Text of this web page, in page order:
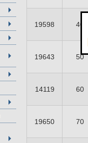
19598 40
19643 50
14119 60
19650 70